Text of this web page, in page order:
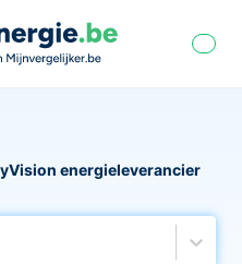
energieleverancier